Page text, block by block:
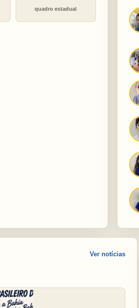
quadro estadual
Ver notícias